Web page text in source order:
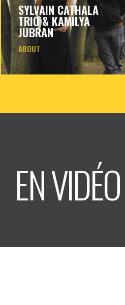
SYLVAIN CATHALA
TRIO & KAMILYA
JUBRAN
ABOUT
vendredi - 20h30
- Le
EN VIDÉO